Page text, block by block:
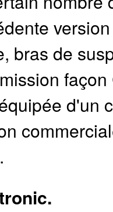
bras de
d'un